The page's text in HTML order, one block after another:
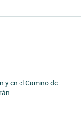
y en el Camino de